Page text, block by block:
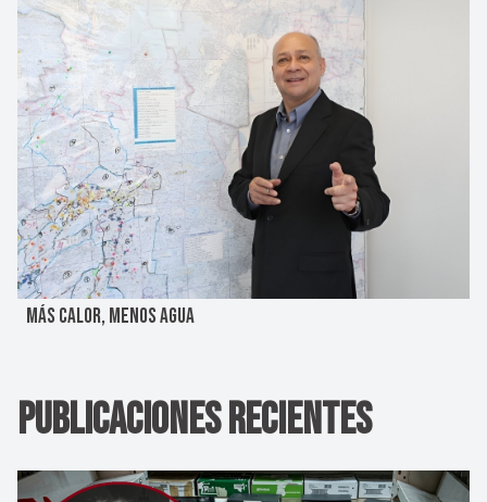
MÁS CALOR, MENOS AGUA
Publicaciones Recientes